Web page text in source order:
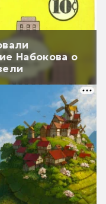
Набокова о